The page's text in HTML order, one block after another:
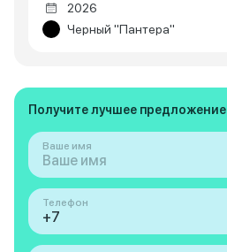
2026
Черный "Пантера"
Получите лучшее предложение
Ваше имя
Телефон